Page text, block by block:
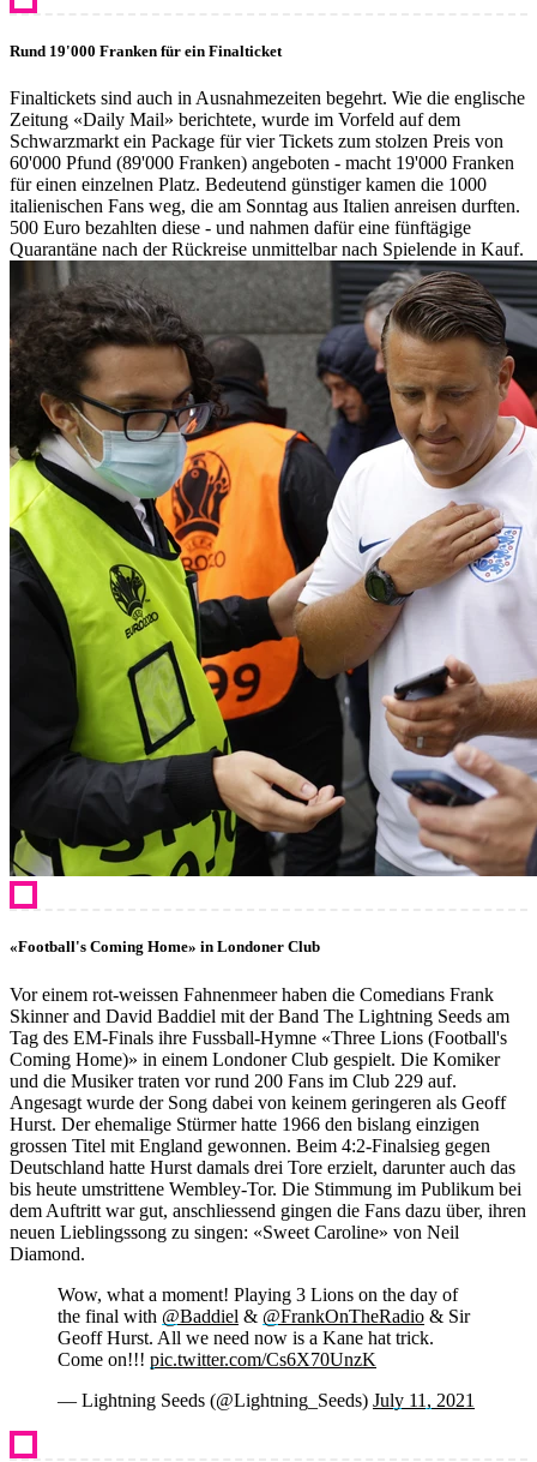
Rund 19'000 Franken für ein Finalticket
Finaltickets sind auch in Ausnahmezeiten begehrt. Wie die englische
Zeitung «Daily Mail» berichtete, wurde im Vorfeld auf dem
Schwarzmarkt ein Package für vier Tickets zum stolzen Preis von
60'000 Pfund (89'000 Franken) angeboten - macht 19'000 Franken
für einen einzelnen Platz. Bedeutend günstiger kamen die 1000
italienischen Fans weg, die am Sonntag aus Italien anreisen durften.
500 Euro bezahlten diese - und nahmen dafür eine fünftägige
Quarantäne nach der Rückreise unmittelbar nach Spielende in Kauf.
«Football's Coming Home» in Londoner Club
Vor einem rot-weissen Fahnenmeer haben die Comedians Frank
Skinner and David Baddiel mit der Band The Lightning Seeds am
Tag des EM-Finals ihre Fussball-Hymne «Three Lions (Football's
Coming Home)» in einem Londoner Club gespielt. Die Komiker
und die Musiker traten vor rund 200 Fans im Club 229 auf.
Angesagt wurde der Song dabei von keinem geringeren als Geoff
Hurst. Der ehemalige Stürmer hatte 1966 den bislang einzigen
grossen Titel mit England gewonnen. Beim 4:2-Finalsieg gegen
Deutschland hatte Hurst damals drei Tore erzielt, darunter auch das
bis heute umstrittene Wembley-Tor. Die Stimmung im Publikum bei
dem Auftritt war gut, anschliessend gingen die Fans dazu über, ihren
neuen Lieblingssong zu singen: «Sweet Caroline» von Neil
Diamond.
Wow, what a moment! Playing 3 Lions on the day of
the final with @Baddiel & @FrankOnTheRadio & Sir
Geoff Hurst. All we need now is a Kane hat trick.
Come on!!! pic.twitter.com/Cs6X70UnzK
— Lightning Seeds (@Lightning_Seeds) July 11, 2021